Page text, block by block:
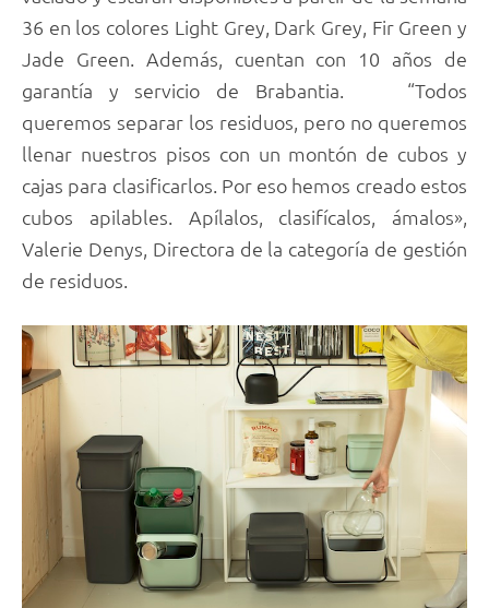
36 en los colores Light Grey, Dark Grey, Fir Green y
Jade Green. Además, cuentan con 10 años de
garantía y servicio de Brabantia. “Todos
queremos separar los residuos, pero no queremos
llenar nuestros pisos con un montón de cubos y
cajas para clasificarlos. Por eso hemos creado estos
cubos apilables. Apílalos, clasifícalos, ámalos»,
Valerie Denys, Directora de la categoría de gestión
de residuos.